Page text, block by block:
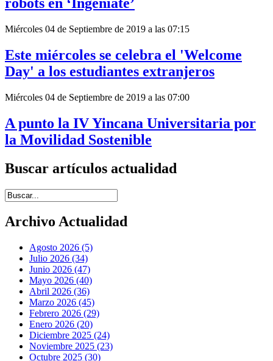
Miércoles 04 de Septiembre de 2019 a las 07:15
Este miércoles se celebra el 'Welcome
Day' a los estudiantes extranjeros
Miércoles 04 de Septiembre de 2019 a las 07:00
A punto la IV Yincana Universitaria por
la Movilidad Sostenible
Buscar artículos actualidad
Introduce términos de búsqueda
Archivo Actualidad
Agosto 2026 (5)
Julio 2026 (34)
Junio 2026 (47)
Mayo 2026 (40)
Abril 2026 (36)
Marzo 2026 (45)
Febrero 2026 (29)
Enero 2026 (20)
Diciembre 2025 (24)
Noviembre 2025 (23)
Octubre 2025 (30)